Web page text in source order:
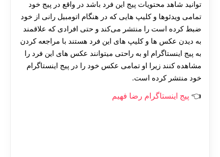
توانید شاهد محتویات پیج این فرد باشد در واقع در پیج خود
تمامی ویدئوها و کلیپ هایی که در هنگام اتومبیل رانی از خود
ضبط کرده است را منتشر می‌کند و حتی افرادی که علاقمند
به دیدن عکس ها و کلیپ های این فرد هستند با مراجعه کردن
به پیج اینستاگرام او به راحتی میتوانند عکس های این فرد را
مشاهده کنند زیرا او تمامی عکس خود را در پیج اینستاگرام
خود منتشر کرده است.
پیج اینستاگرام رضا فهیم